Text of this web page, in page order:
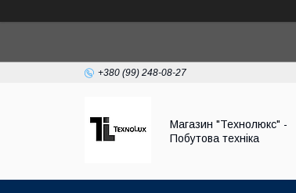
+380 (99) 248-08-27
Магазин "Технолюкс" -
Побутова техніка